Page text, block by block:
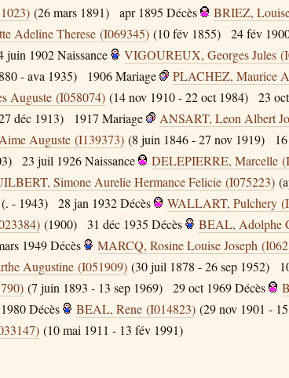
(26 mars 1891) apr 1895 Décès BRIEZ,
Adeline Therese (I069345) (10 fév 1855) 24 fév
juin 1902Naissance VIGOUREUX, Georges Jules
- ava 1935) 1906Mariage PLACHEZ, Maurice
Auguste (I058074) (14 nov 1910 - 22 oct 1984) 23
déc 1913) 1917 Mariage ANSART, Leon Albert
Auguste (I139373) (8 juin 1846 - 27 nov 1919)
23 juil 1926Naissance DELEPIERRE, Marcelle
Simone Aurelie Hermance Felicie (I075223)
(. - 1943) 28 jan 1932Décès WALLART, Pulchery
(1900) 31 déc 1935 Décès BEAL, Adolphe
1949Décès MARCQ, Rosine Louise Joseph
Augustine (I051909) (30 juil 1878 - 26 sep 1952)
(7 juin 1893 - 13 sep 1969) 29 oct 1969Décès
Décès BEAL, Rene (I014823) (29 nov 1901 -
(10 mai 1911 - 13 fév 1991)